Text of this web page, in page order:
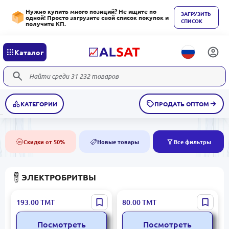
Нужно купить много позиций? Не ищите по
одной! Просто загрузите свой список покупок и
получите КП.
ЗАГРУЗИТЬ
СПИСОК
Каталог
КАТЕГОРИИ ПРОДАТЬ ОПТОМ
50% Скидки от 50% NEW Новые товары Все фильтры
ЭЛЕКТРОБРИТВЫ
V-339 | Электробритва С
Прочным Корпусом
193.00ТМТ
Посмотреть
MDHL JLL-051 | Мини-
электробритва
Компактная USB-
заряжаемая
80.00ТМТ
Посмотреть